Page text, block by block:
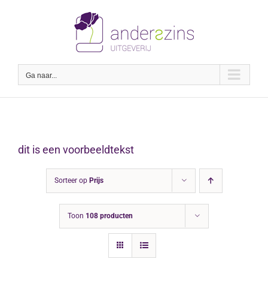
Ga naar...
dit is een voorbeeldtekst
Sorteer op Prijs
Toon 108 producten